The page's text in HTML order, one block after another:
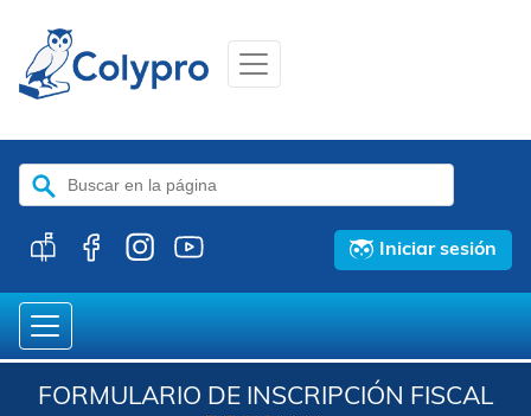
Buscar:
Iniciar sesión
FORMULARIO DE INSCRIPCIÓN FISCAL